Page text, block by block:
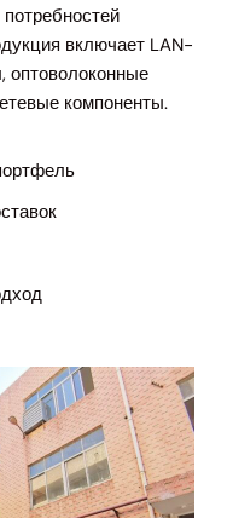
включает LAN-
оптоволоконные
компоненты.